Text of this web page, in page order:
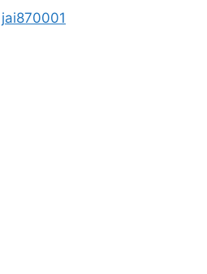
jai870001